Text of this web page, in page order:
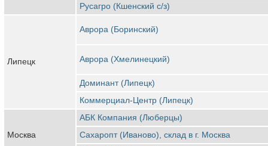
Русагро (Кшенский с/з)
Липецк
Аврора (Боринский)
Аврора (Хмелинецкий)
Доминант (Липецк)
Коммерциал-Центр (Липецк)
Москва
АБК Компания (Люберцы)
Сахаропт (Иваново), склад в г. Москва